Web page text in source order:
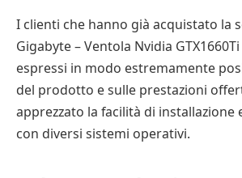
I clienti che hanno già acquistato la
Gigabyte – Ventola Nvidia
espressi in modo estremamente
del prodotto e sulle prestazioni
apprezzato la facilità di installazione
con diversi sistemi operativi.